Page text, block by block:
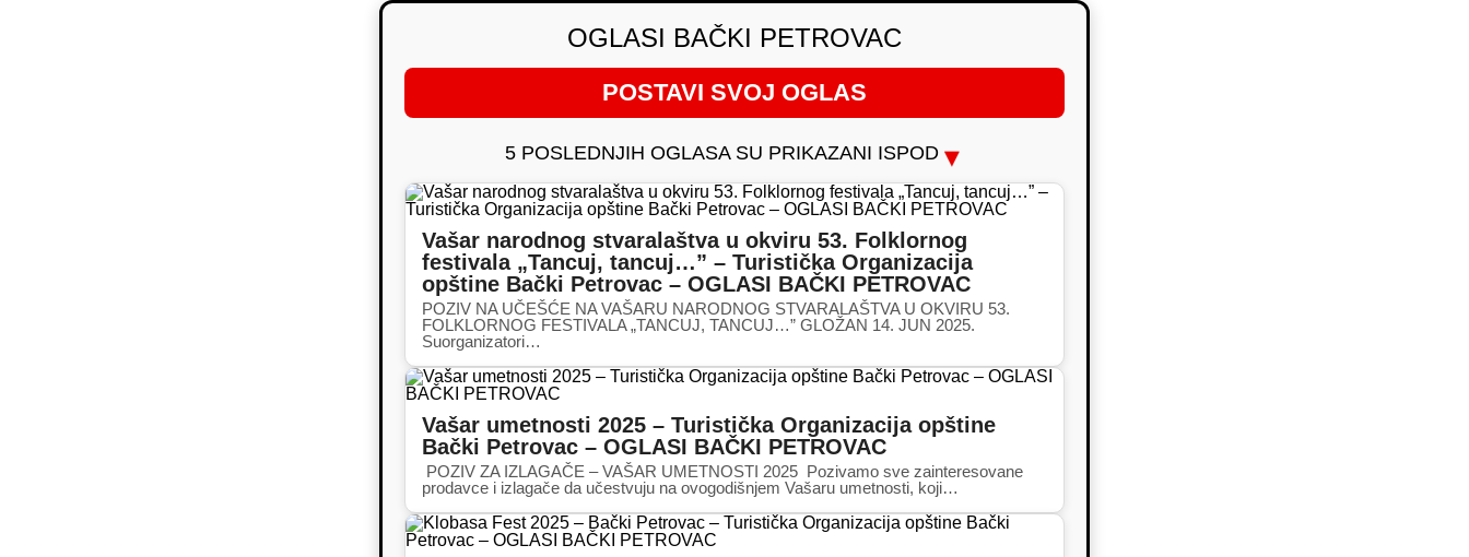
OGLASI BAČKI PETROVAC
POSTAVI SVOJ OGLAS
5 POSLEDNJIH OGLASA SU PRIKAZANI ISPOD▼
Vašar narodnog stvaralaštva u okviru 53. Folklornog
festivala „Tancuj, tancuj…” – Turistička Organizacija
opštine Bački Petrovac – OGLASI BAČKI PETROVAC
POZIV NA UČEŠĆE NA VAŠARU NARODNOG STVARALAŠTVA U OKVIRU 53.
FOLKLORNOG FESTIVALA „TANCUJ, TANCUJ…” GLOŽAN 14. JUN 2025.
Suorganizatori…
Vašar umetnosti 2025 – Turistička Organizacija opštine
Bački Petrovac – OGLASI BAČKI PETROVAC
POZIV ZA IZLAGAČE – VAŠAR UMETNOSTI 2025 Pozivamo sve zainteresovane
prodavce i izlagače da učestvuju na ovogodišnjem Vašaru umetnosti, koji…